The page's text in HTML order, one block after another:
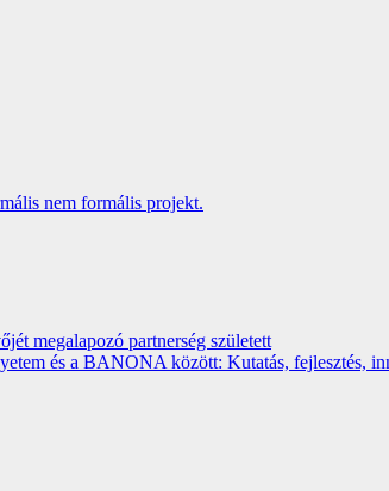
megalapozó partnerség született
és a BANONA között: Kutatás, fejlesztés,